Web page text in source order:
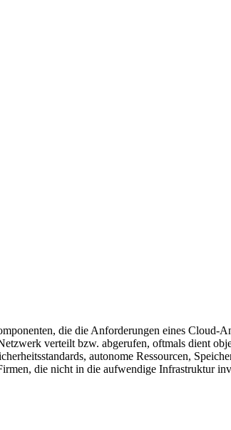
die die Anforderungen eines Cloud-
verteilt bzw. abgerufen, oftmals dient
autonome Ressourcen,
die nicht in die aufwendige Infrastruktur